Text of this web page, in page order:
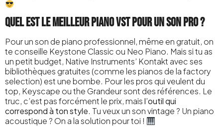
Quel est le meilleur piano VST pour un son pro ?
Pour un son de piano professionnel, même en gratuit, on
te conseille Keystone Classic ou Neo Piano. Mais si tu as
un petit budget, Native Instruments’ Kontakt avec ses
bibliothèques gratuites (comme les pianos de la factory
selection) est une bombe. Pour les pros qui veulent du
top, Keyscape ou the Grandeur sont des références. Le
truc, c’est pas forcément le prix, maisl’outil qui
correspond à ton style. Tu veux un son vintage ? Un piano
acoustique ? On a la solution pour toi !